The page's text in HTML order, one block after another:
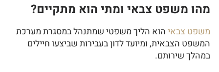
מהו משפט צבאי ומתי הוא מתקיים?
משפט צבאיהוא הליך משפטי שמתנהל במסגרת מערכת
המשפט הצבאית, ומיועד לדון בעבירות שביצעו חיילים
במהלך שירותם.